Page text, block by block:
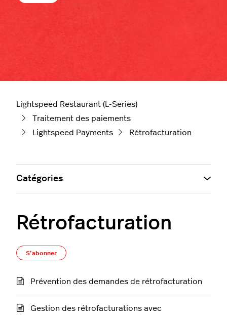
Lightspeed Restaurant (L-Series)
Traitement des paiements
Lightspeed Payments
Rétrofacturation
Rétrofacturation
S’abonner
Prévention des demandes de rétrofacturation
Gestion des rétrofacturations avec
Catégories